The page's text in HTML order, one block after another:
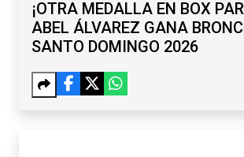
¡OTRA MEDALLA EN BOX
ABEL ÁLVAREZ GANA
SANTO DOMINGO 2026